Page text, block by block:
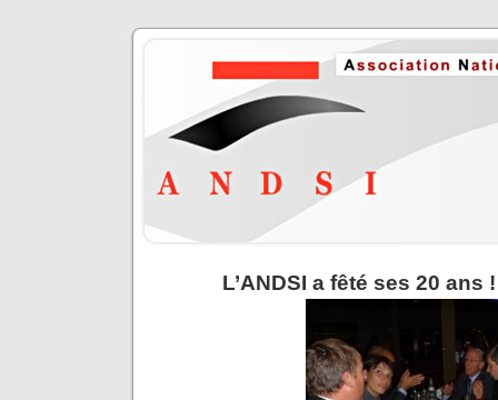
L’ANDSI a fêté ses 20 ans !